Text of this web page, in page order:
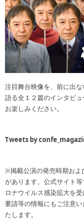
注目舞台映像を、前に出
語る全１２篇のインタビ
お楽しみください。
Tweets by
※掲載公演の発売時期およ
があります。公式サイト
ロナウイルス感染拡大を
要請等の情報にもご注意
たします。